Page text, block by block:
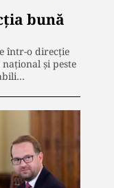
bună
într-o direcție
național și peste